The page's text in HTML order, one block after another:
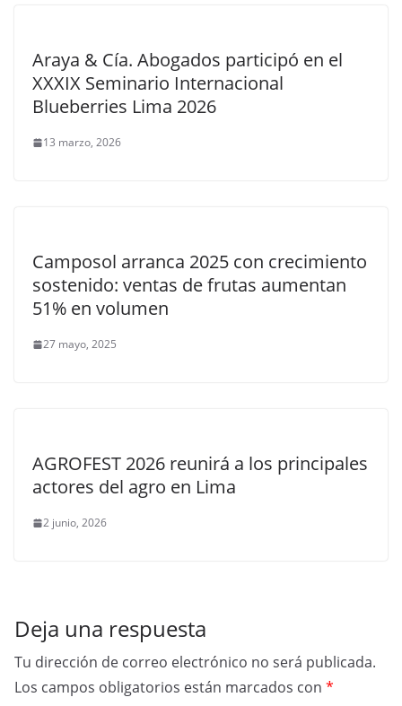
Araya & Cía. Abogados participó en el
XXXIX Seminario Internacional
Blueberries Lima 2026
13 marzo, 2026
Camposol arranca 2025 con crecimiento
sostenido: ventas de frutas aumentan
51% en volumen
27 mayo, 2025
AGROFEST 2026 reunirá a los principales
actores del agro en Lima
2 junio, 2026
Deja una respuesta
Tu dirección de correo electrónico no será publicada.
Los campos obligatorios están marcados con *